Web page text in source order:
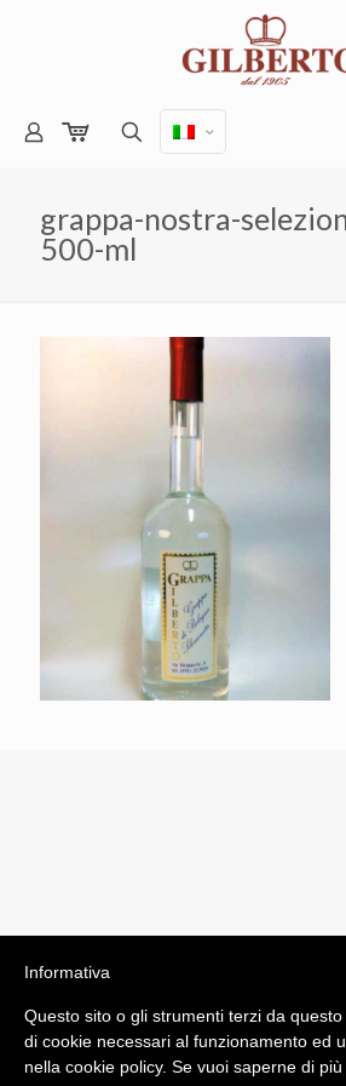
grappa-nostra-
500-ml
byComunicatori su
Termini e Condizioni di Vendita -
Informativa
Questo sito o gli strumenti terzi da
di cookie necessari al funzionamento ed
nella cookie policy. Se vuoi saperne di